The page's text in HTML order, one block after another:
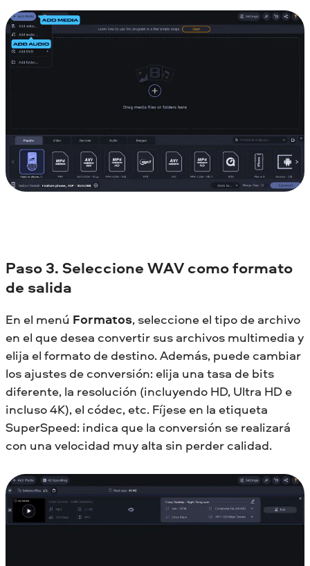
Paso 3. Seleccione WAV como formato
de salida
En el menú Formatos, seleccione el tipo de archivo
en el que desea convertir sus archivos multimedia y
elija el formato de destino. Además, puede cambiar
los ajustes de conversión: elija una tasa de bits
diferente, la resolución (incluyendo HD, Ultra HD e
incluso 4K), el códec, etc. Fíjese en la etiqueta
SuperSpeed: indica que la conversión se realizará
con una velocidad muy alta sin perder calidad.